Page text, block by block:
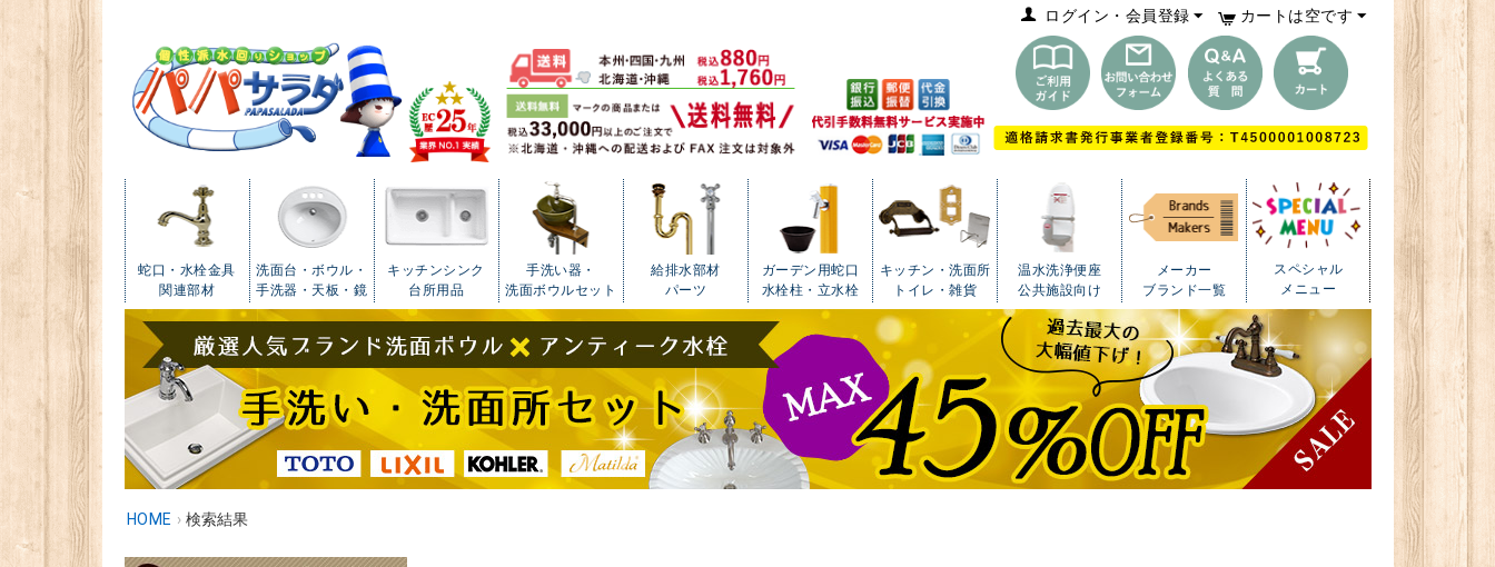
カートは空です
ログイン・会員登録
蛇口・水栓金具
関連部材
洗面台・ボウル・
手洗器・天板・鏡
キッチンシンク
台所用品
手洗い器・
洗面ボウルセット
給排水部材
パーツ
ガーデン用蛇口
水栓柱・立水栓
キッチン・洗面所
トイレ・雑貨
温水洗浄便座
公共施設向け
メーカー
ブランド一覧
スペシャル
メニュー
HOME › 検索結果